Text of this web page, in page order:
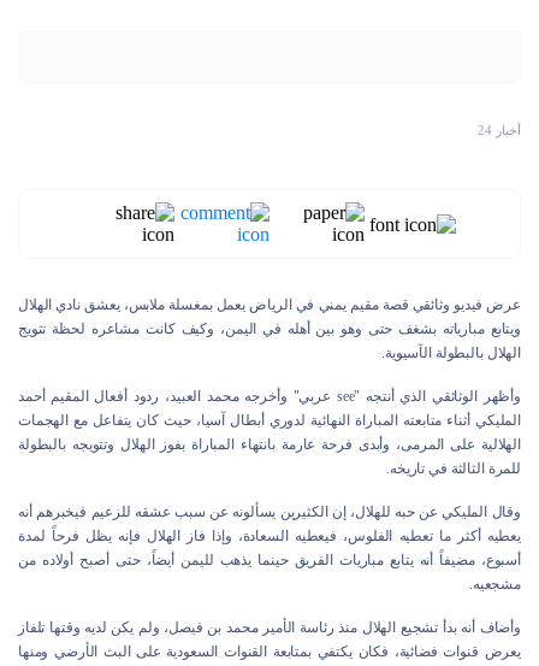
أخبار 24
عرض فيديو وثائقي قصة مقيم يمني في الرياض يعمل بمغسلة ملابس، يعشق نادي الهلال
ويتابع مبارياته بشغف حتى وهو بين أهله في اليمن، وكيف كانت مشاعره لحظة تتويج
الهلال بالبطولة الآسيوية.
وأظهر الوثائقي الذي أنتجه "see عربي" وأخرجه محمد العبيد، ردود أفعال المقيم أحمد
المليكي أثناء متابعته المباراة النهائية لدوري أبطال آسيا، حيث كان يتفاعل مع الهجمات
الهلالية على المرمى، وأبدى فرحة عارمة بانتهاء المباراة بفوز الهلال وتتويجه بالبطولة
للمرة الثالثة في تاريخه.
وقال المليكي عن حبه للهلال، إن الكثيرين يسألونه عن سبب عشقه للزعيم فيخبرهم أنه
يعطيه أكثر ما تعطيه الفلوس، فيعطيه السعادة، وإذا فاز الهلال فإنه يظل فرحاً لمدة
أسبوع، مضيفاً أنه يتابع مباريات الفريق حينما يذهب لليمن أيضاً، حتى أصبح أولاده من
مشجعيه.
وأضاف أنه بدأ تشجيع الهلال منذ رئاسة الأمير محمد بن فيصل، ولم يكن لديه وقتها تلفاز
يعرض قنوات فضائية، فكان يكتفي بمتابعة القنوات السعودية على البث الأرضي ومنها